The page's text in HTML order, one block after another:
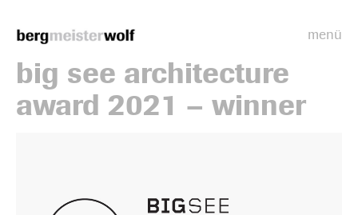
menü
big see architecture
award 2021 – winner